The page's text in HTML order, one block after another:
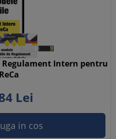
Regulament Intern pentru
Lei
in cos